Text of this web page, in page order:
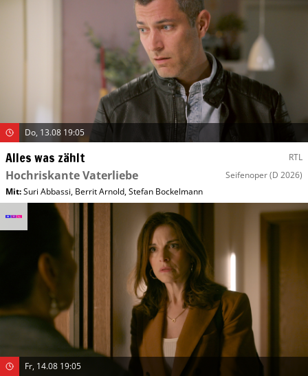
Do, 13.08 19:05
Alles was zählt RTL
Hochriskante Vaterliebe Seifenoper(D 2026)
Mit:Suri Abbassi, Berrit Arnold,Stefan Bockelmann
Fr, 14.08 19:05